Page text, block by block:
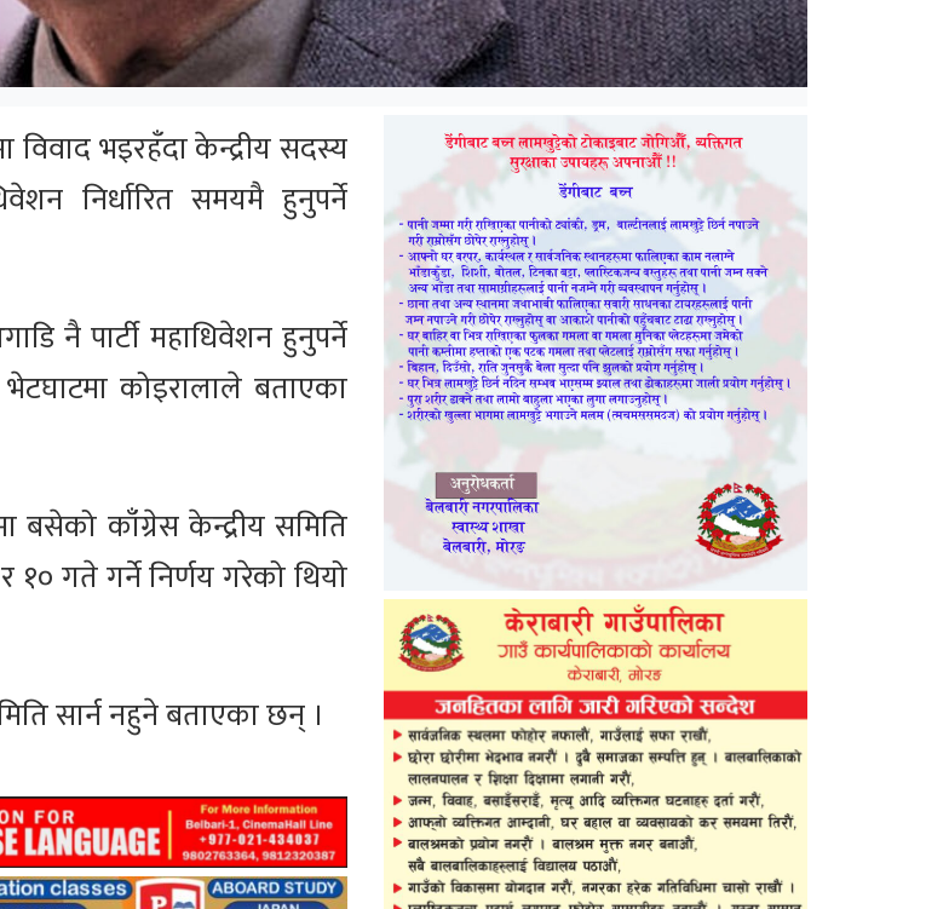
विवाद भइरहँदा केन्द्रीय सदस्य
निर्धारित समयमै हुनुपर्ने
नै पार्टी महाधिवेशन हुनुपर्ने
कोइरालाले बताएका
बसेको काँग्रेस केन्द्रीय समिति
गते गर्ने निर्णय गरेको थियो
सार्न नहुने बताएका छन् ।